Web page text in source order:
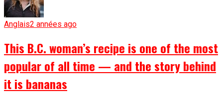
Anglais2 années ago
This B.C. woman’s recipe is one of the most
popular of all time — and the story behind
it is bananas